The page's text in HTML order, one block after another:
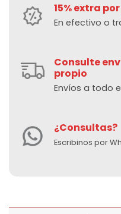
15% extra
En efectivo o
Consulte
propio
Envíos a todo
¿Consultas?
Escribinos por